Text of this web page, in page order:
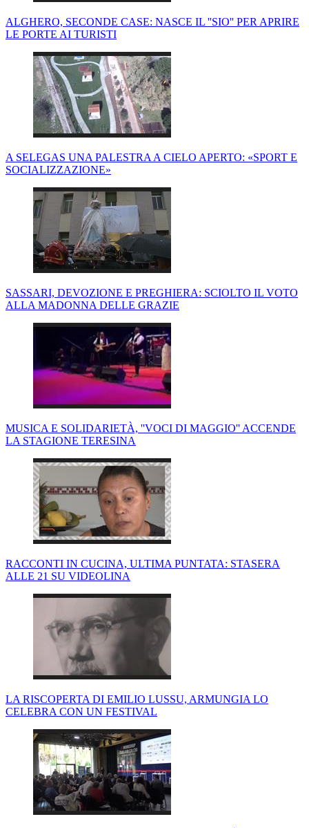
ALGHERO, SECONDE CASE: NASCE IL ''SIO'' PER APRIRE
LE PORTE AI TURISTI
A SELEGAS UNA PALESTRA A CIELO APERTO: «SPORT E
SOCIALIZZAZIONE»
SASSARI, DEVOZIONE E PREGHIERA: SCIOLTO IL VOTO
ALLA MADONNA DELLE GRAZIE
MUSICA E SOLIDARIETÀ, ''VOCI DI MAGGIO'' ACCENDE
LA STAGIONE TERESINA
RACCONTI IN CUCINA, ULTIMA PUNTATA: STASERA
ALLE 21 SU VIDEOLINA
LA RISCOPERTA DI EMILIO LUSSU, ARMUNGIA LO
CELEBRA CON UN FESTIVAL